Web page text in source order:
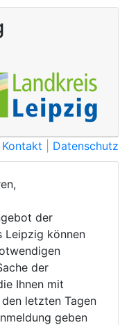
Kontakt Datenschutz
der
Leipzig können
der
Ihnen mit
letzten Tagen
geben